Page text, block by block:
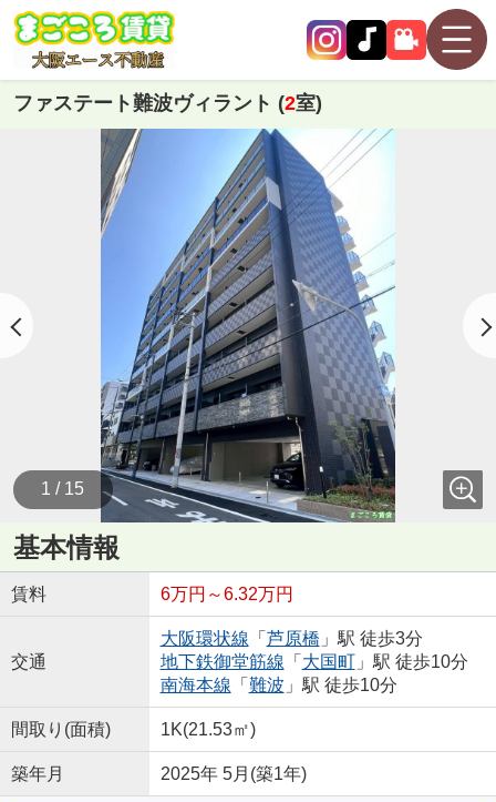
ファステート難波ヴィラント (2室)
1 / 15
基本情報
賃料 6万円～6.32万円
交通
大阪環状線 「 芦原橋 」駅 徒歩3分
地下鉄御堂筋線 「 大国町
」駅 徒歩10分
南海本線 「 難波 」駅 徒歩10分
間取り(面積) 1K(21.53㎡)
築年月 2025年 5月(築1年)